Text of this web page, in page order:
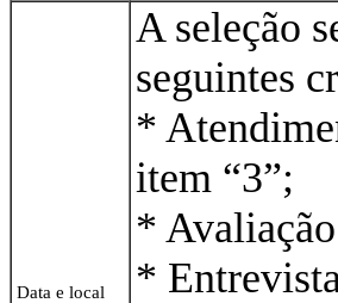
Data e local
A seleção
seguintes
*
item “3”;
*
*